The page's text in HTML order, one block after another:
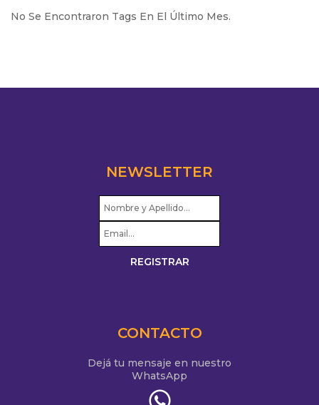
No Se Encontraron Tags En El Último Mes.
NEWSLETTER
CONTACTO
Dejá tu mensaje en nuestro
WhatsApp